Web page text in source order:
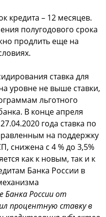
кредита – 12 месяцев.
полугодового срока
продлить еще на
ставка для
уровне не выше ставки,
льготного
В конце апреля
года ставка по
на поддержку
снижена с 4 % до 3,5%
как к новым, так и к
Банка России в
Банка России от
процентную ставку в